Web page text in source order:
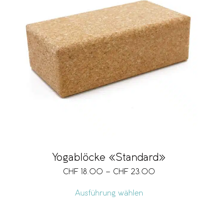
Yogablöcke «Standard»
CHF 18.00 – CHF 23.00
Ausführung wählen